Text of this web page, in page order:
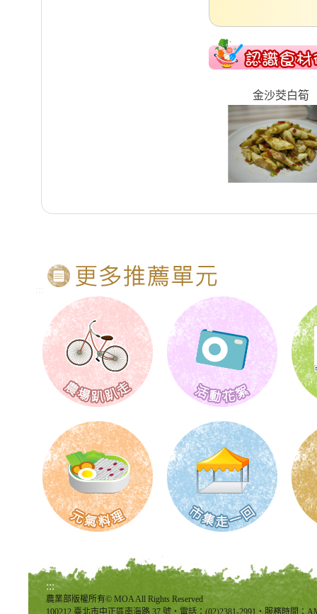
金沙茭白筍
:::
農業部版權所有© MOA All Rights Reserved
100212 臺北市中正區南海路 37 號‧電話：(02)2381-2991‧服務時間：